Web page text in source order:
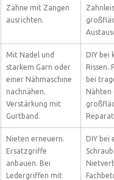
Zähne mit Zangen
ausrichten.
Mit Nadel und
starkem Garn oder
einer Nähmaschine
nachnähen.
Verstärkung mit
Gurtband.
DIY bei
Rissen.
bei
Nähten
Nieten erneuern.
Ersatzgriffe
anbauen. Bei
Ledergriffen mit
DIY bei